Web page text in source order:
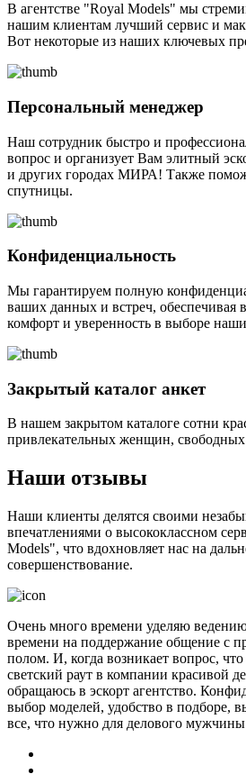
В агентстве "Royal Models" мы
нашим клиентам лучший сервис и
Вот некоторые из наших ключевых
Персональный менеджер
Наш сотрудник быстро и
вопрос и организует Вам элитный
и других городах МИРА! Также
спутницы.
Конфиденциальность
Мы гарантируем полную
ваших данных и встреч, обеспечивая
комфорт и уверенность в выборе
Закрытый каталог анкет
В нашем закрытом каталоге сотни
привлекательных женщин, свободных
Наши отзывы
Наши клиенты делятся своими
впечатлениями о высококлассном
Models", что вдохновляет нас на
совершенствование.
Очень много времени уделяю
времени на поддержание общение с
полом. И, когда возникает вопрос,
светский раут в компании красивой
обращаюсь в эскорт агентство.
выбор моделей, удобство в подборе,
все, что нужно для делового